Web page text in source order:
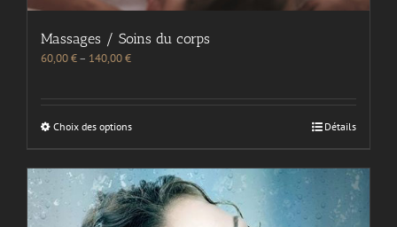
Massages / Soins du corps
60,00€– 140,00€
Choix des options Détails